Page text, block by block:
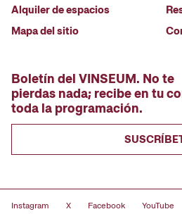
Alquiler de espacios
Mapa del sitio
Boletín del VINSEUM. No te
pierdas nada; recibe en tu
toda la programación.
Instagram X Facebook YouTube